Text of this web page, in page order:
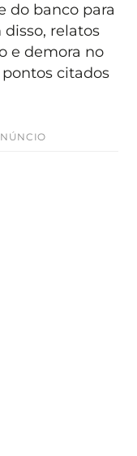
do banco para
relatos
e demora no
citados